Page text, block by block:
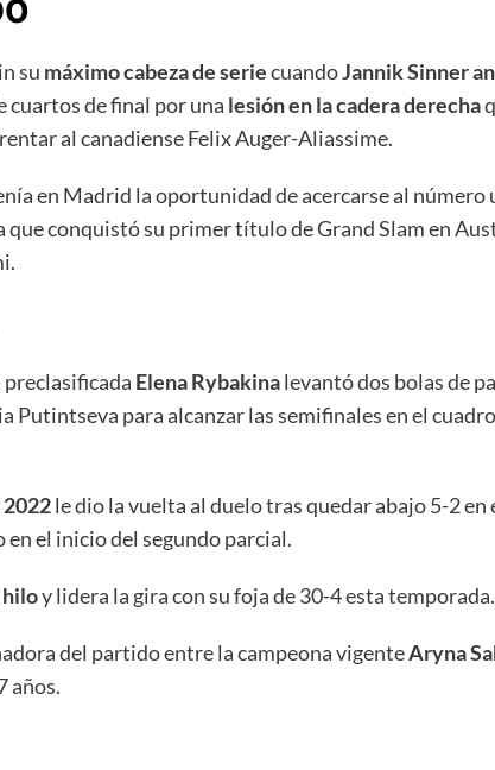
su máximo cabeza de seriecuandoJannik Sinner
cuartos de final por una lesión en la cadera derecha
al canadiense Felix Auger-Aliassime.
en Madrid la oportunidad de acercarse al número
que conquistó su primer título de Grand Slam en
preclasificada Elena Rybakinalevantó dos bolas de
Putintseva para alcanzar las semifinales en el
le dio la vuelta al duelo tras quedar abajo 5-2 en
el inicio del segundo parcial.
y lidera la gira con su foja de 30-4 esta temporada.
del partido entre la campeona vigenteAryna
años.